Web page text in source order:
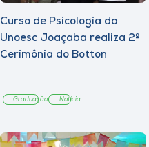
Curso de Psicologia da
Unoesc Joaçaba realiza 2ª
Cerimônia do Botton
Graduação Notícia